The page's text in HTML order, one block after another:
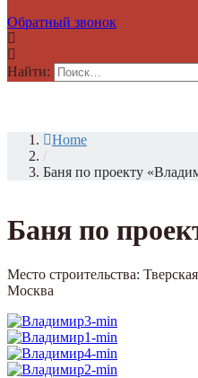
Обратный звонок
Найти:
Home
/
Баня по проекту
Баня по
Место строительства:
Москва